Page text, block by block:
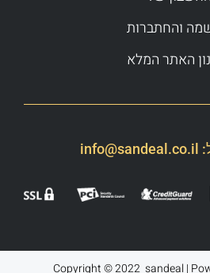
והחתברות
האתר המלא
info@sandeal.co.il
Copyright © 2022 sandeal |